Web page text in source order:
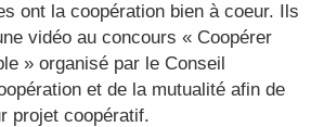
ont la coopération bien à coeur. Ils
vidéo au concours « Coopérer
» organisé par le Conseil
et de la mutualité afin de
projet coopératif.